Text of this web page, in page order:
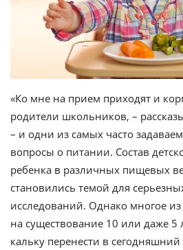
«Ко мне на прием приходят и
родители школьников, –
– и одни из самых часто
вопросы о питании. Состав
ребенка в различных пищевых
становились темой для
исследований. Однако многое
на существование 10 или даже 5
кальку перенести в